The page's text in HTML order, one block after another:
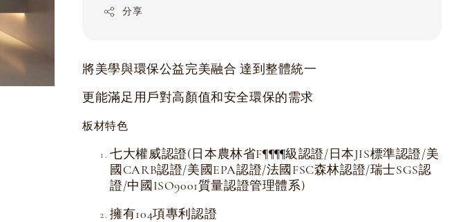
分享
將美學與環保公益完美融合 達到整體統一
更能滿足用戶對高顏值和安全環保的需求
板材特色
七大權威認證(日本農林省F¶¶¶¶級認證/日本JIS標準認證/美
國CARB認證/美國EPA認證/法國FSC森林認證/瑞士SGS認
證/中國ISO9001質量認證管理體系)
擁有104項專利認證